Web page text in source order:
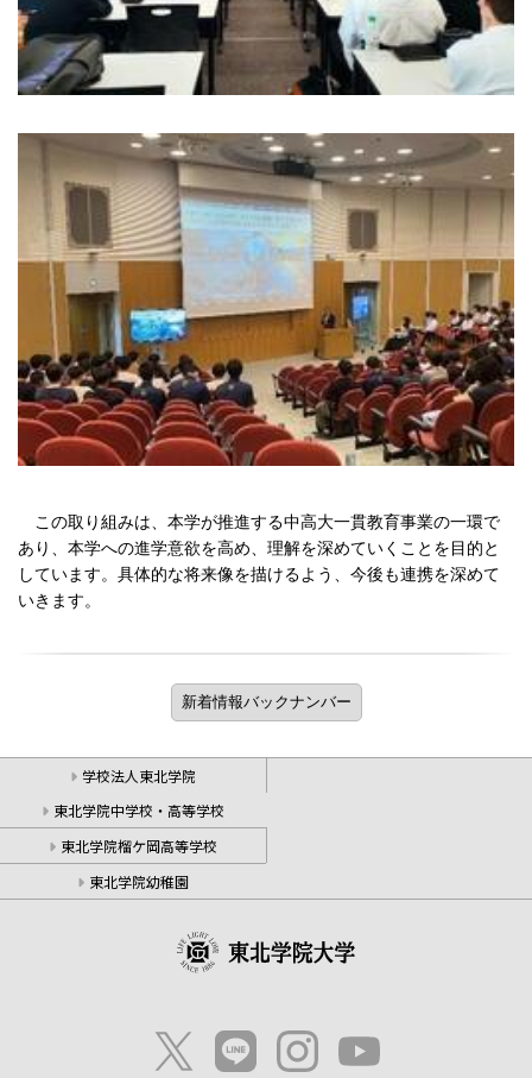
この取り組みは、本学が推進する中⾼⼤⼀貫教育事業の⼀環で
あり、本学への進学意欲を高め、理解を深めていくことを目的と
しています。具体的な将来像を描けるよう、今後も連携を深めて
いきます。
学校法人東北学院
東北学院中学校・高等学校
東北学院榴ケ岡高等学校
東北学院幼稚園